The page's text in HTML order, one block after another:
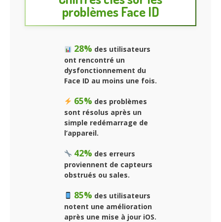
problèmes Face ID
28% des utilisateurs
ont rencontré un
dysfonctionnement du
Face ID au moins une fois.
65% des problèmes
sont résolus après un
simple redémarrage de
l’appareil.
42% des erreurs
proviennent de capteurs
obstrués ou sales.
85% des utilisateurs
notent une amélioration
après une mise à jour iOS.